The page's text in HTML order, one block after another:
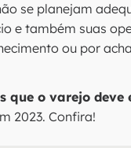
se planejam
e também suas
ou por
que o varejo
2023. Confira!